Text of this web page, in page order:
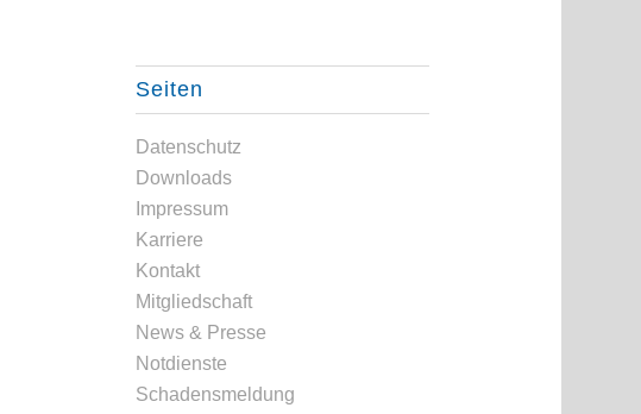
Seiten
Datenschutz
Downloads
Impressum
Karriere
Kontakt
Mitgliedschaft
News & Presse
Notdienste
Schadensmeldung